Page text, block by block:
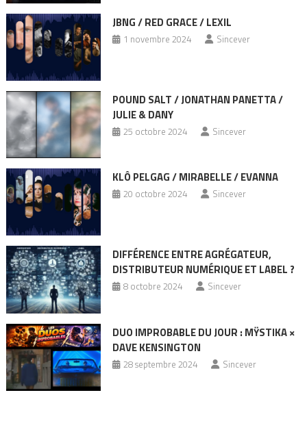
JBNG / RED GRACE / LEXIL
1 novembre 2024 Sincever
POUND SALT / JONATHAN PANETTA /
JULIE & DANY
25 octobre 2024 Sincever
KLÔ PELGAG / MIRABELLE / EVANNA
20 octobre 2024 Sincever
DIFFÉRENCE ENTRE AGRÉGATEUR,
DISTRIBUTEUR NUMÉRIQUE ET LABEL ?
8 octobre 2024 Sincever
DUO IMPROBABLE DU JOUR : MŸSTIKA ×
DAVE KENSINGTON
28 septembre 2024 Sincever